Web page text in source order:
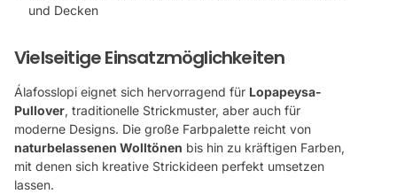
und Decken
Vielseitige Einsatzmöglichkeiten
Álafosslopi eignet sich hervorragend für Lopapeysa-
Pullover, traditionelle Strickmuster, aber auch für
moderne Designs. Die große Farbpalette reicht von
naturbelassenen Wolltönen bis hin zu kräftigen Farben,
mit denen sich kreative Strickideen perfekt umsetzen
lassen.